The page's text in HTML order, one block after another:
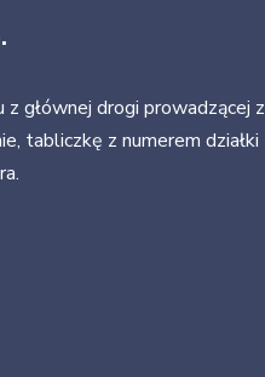
głównej drogi prowadzącej z
tabliczkę z numerem działki